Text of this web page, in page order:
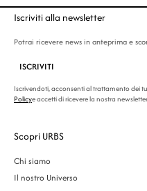
Iscriviti alla newsletter
Potrai ricevere news in anteprima e
ISCRIVITI
Iscrivendoti, acconsenti al trattamento dei
Policye accetti di ricevere la nostra
Scopri URBS
Chi siamo
Il nostro Universo